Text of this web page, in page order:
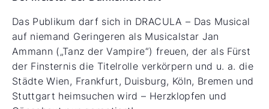
Das Publikum darf sich in DRACULA – Das Musical
auf niemand Geringeren als Musicalstar Jan
Ammann („Tanz der Vampire“) freuen, der als Fürst
der Finsternis die Titelrolle verkörpern und u. a. die
Städte Wien, Frankfurt, Duisburg, Köln, Bremen und
Stuttgart heimsuchen wird – Herzklopfen und